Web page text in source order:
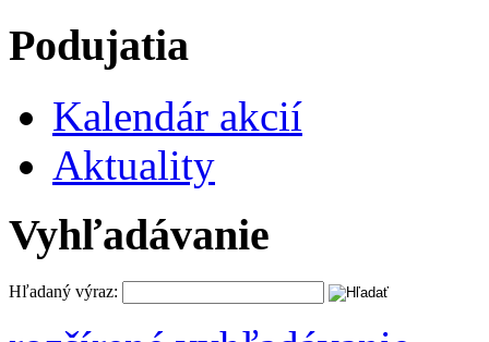
Podujatia
Kalendár akcií
Aktuality
Vyhľadávanie
Hľadaný výraz: